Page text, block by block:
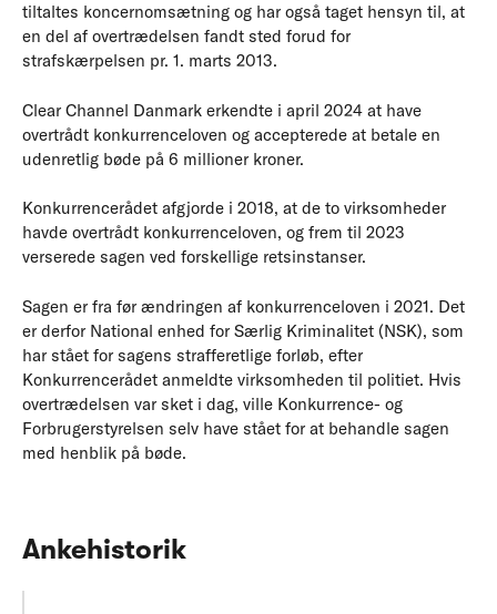
tiltaltes koncernomsætning og har også taget hensyn til, at
en del af overtrædelsen fandt sted forud for
strafskærpelsen pr. 1. marts 2013.
Clear Channel Danmark erkendte i april 2024 at have
overtrådt konkurrenceloven og accepterede at betale en
udenretlig bøde på 6 millioner kroner.
Konkurrencerådet afgjorde i 2018, at de to virksomheder
havde overtrådt konkurrenceloven, og frem til 2023
verserede sagen ved forskellige retsinstanser.
Sagen er fra før ændringen af konkurrenceloven i 2021. Det
er derfor National enhed for Særlig Kriminalitet (NSK), som
har stået for sagens strafferetlige forløb, efter
Konkurrencerådet anmeldte virksomheden til politiet. Hvis
overtrædelsen var sket i dag, ville Konkurrence- og
Forbrugerstyrelsen selv have stået for at behandle sagen
med henblik på bøde.
Ankehistorik